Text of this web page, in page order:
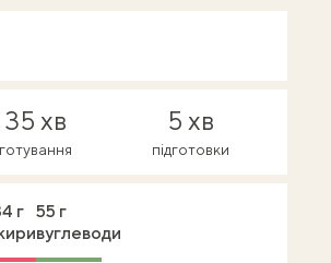
35 хв
готування
5 хв
підготовки
г 55 г
вуглеводи